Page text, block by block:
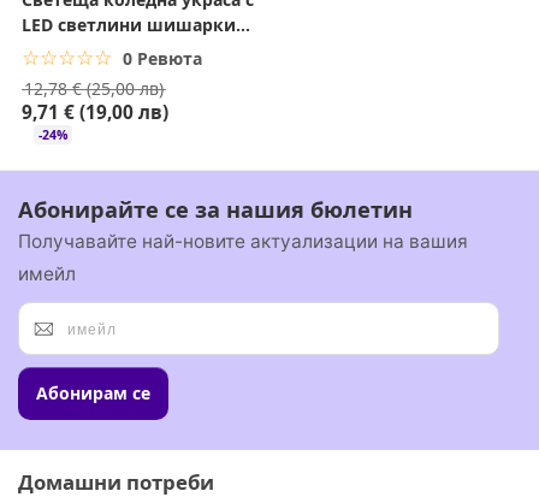
инструменти, автомобилни аксесоари, градинска
техника, материали за ремонт и различни домакински
Подходящо за
Домашни гаражи и мазетаРаботилници и сервизни
помещения
Складове и малки търговски пространстваХоби зони и
DIY проекти
Потребители, които търсят здрав метален рафт
150x75x30 см с голям капацитет
LED светлини шишарки и
борови клонки
☆☆☆☆☆
★★★★★ 0 Ревюта
12,78 € (25,00 лв)
9,71 € (19,00 лв)
-24%
Абонирайте се за нашия бюлетин
Получавайте най-новите актуализации на вашия
имейл
Абонирам се
Домашни потреби